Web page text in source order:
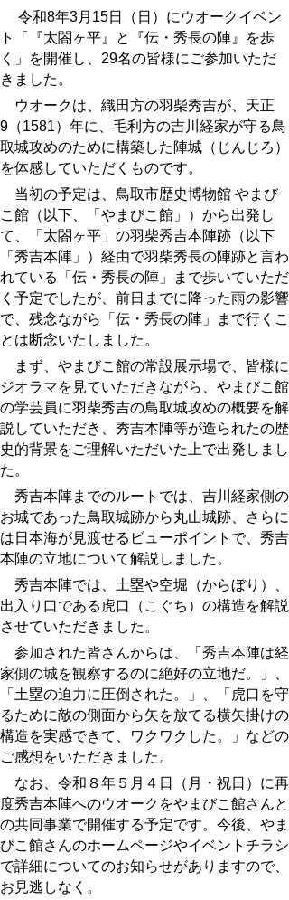
令和8年3月15日（日）にウオークイベン
ト「『太閤ヶ平』と『伝・秀長の陣』を歩
く」を開催し、29名の皆様にご参加いただ
きました。
ウオークは、 織田方の羽柴秀吉が、 天正
9（1581）年に、 毛利方の吉川経家が守る鳥
取城攻めのために構築した陣城（じんじろ）
を体感していただくものです。
当初の予定は、鳥取市歴史博物館 やまび
こ館（以下、「やまびこ館」）から出発し
て、「太閤ヶ平」の羽柴秀吉本陣跡（以下
「秀吉本陣」）経由で羽柴秀長の陣跡と言わ
れている「伝・秀長の陣」まで歩いていただ
く予定でしたが、前日までに降った雨の影響
で、残念ながら「伝・秀長の陣」まで行くこ
とは断念いたしました。
まず、やまびこ館の常設展示場で、皆様に
ジオラマを見ていただきながら、やまびこ館
の学芸員に羽柴秀吉の鳥取城攻めの概要を解
説していただき、秀吉本陣等が造られたの歴
史的背景をご理解いただいた上で出発しまし
た。
秀吉本陣までのルートでは、吉川経家側の
お城であった鳥取城跡から丸山城跡、さらに
は日本海が見渡せるビューポイントで、秀吉
本陣の立地について解説しました。
秀吉本陣では、土塁や空堀（からぼり）、
出入り口である虎口（こぐち）の構造を解説
させていただきました。
参加された皆さんからは、「秀吉本陣は経
家側の城を観察するのに絶好の立地だ。」、
「土塁の迫力に圧倒された。」、「虎口を守
るために敵の側面から矢を放てる横矢掛けの
構造を実感できて、ワクワクした。」などの
ご感想をいただきました。
なお、 令和８年５月４日（月・祝日）に再
度秀吉本陣へのウオークをやまびこ館さんと
の共同事業で開催する予定です。今後、やま
びこ館さんのホームページやイベントチラシ
で詳細についてのお知らせがありますので、
お見逃しなく。